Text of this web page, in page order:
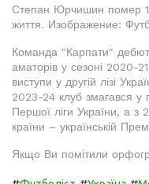
Степан Юрчишин помер
життя. Изображение:
Команда "Карпати"
аматорів у сезоні 2020-
виступи у другій лізі
2023-24 клуб змагався у
Першої ліги України, а з
країни – українській
Якщо Ви помітили